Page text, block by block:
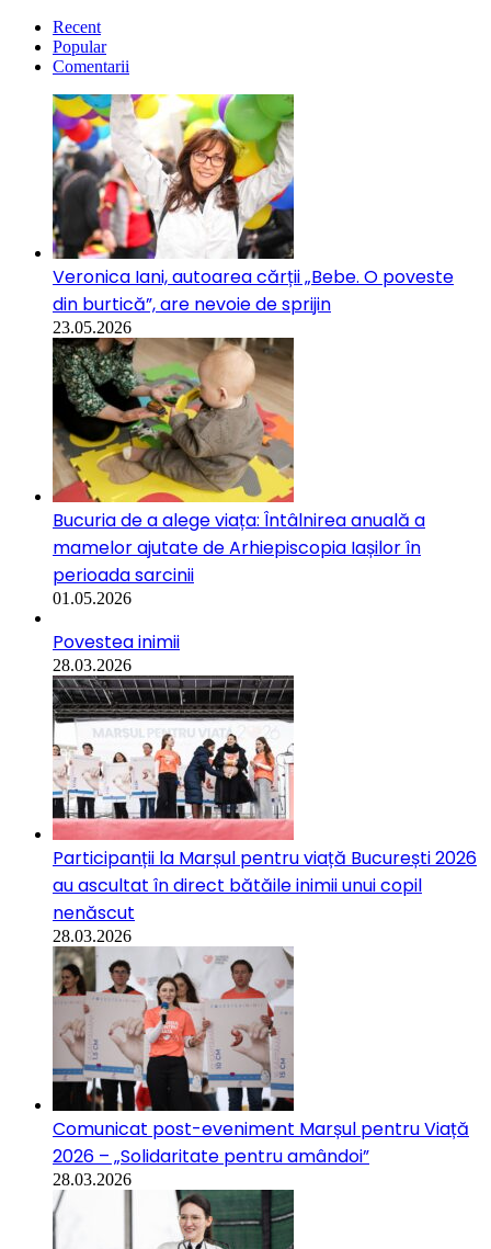
Recent
Popular
Comentarii
Veronica Iani, autoarea cărții „Bebe. O poveste
din burtică”, are nevoie de sprijin
23.05.2026
Bucuria de a alege viața: Întâlnirea anuală a
mamelor ajutate de Arhiepiscopia Iașilor în
perioada sarcinii
01.05.2026
Povestea inimii
28.03.2026
Participanții la Marșul pentru viață București 2026
au ascultat în direct bătăile inimii unui copil
nenăscut
28.03.2026
Comunicat post-eveniment Marșul pentru Viață
2026 – „Solidaritate pentru amândoi”
28.03.2026